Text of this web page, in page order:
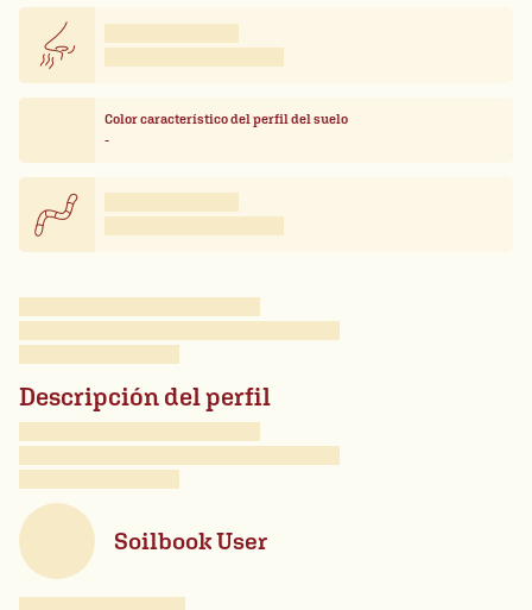
Color característico del perfil del suelo
-
Descripción del perfil
Soilbook User